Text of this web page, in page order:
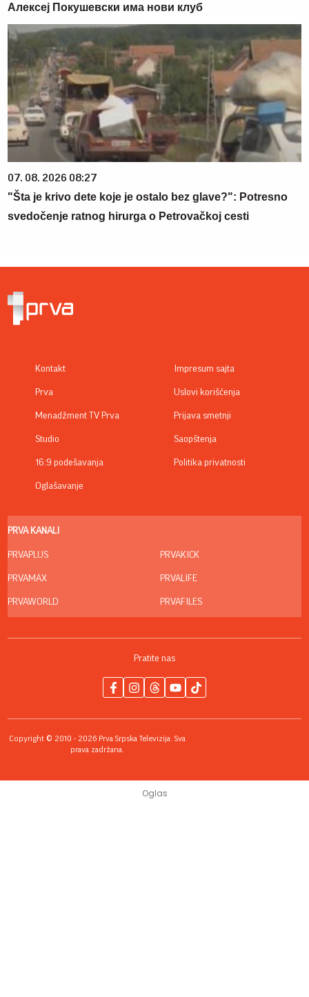
Алексеј Покушевски има нови клуб
07. 08. 2026 08:27
"Šta je krivo dete koje je ostalo bez glave?": Potresno
svedočenje ratnog hirurga o Petrovačkoj cesti
Kontakt
Prva
Menadžment TV Prva
Studio
16:9 podešavanja
Oglašavanje
Impresum sajta
Uslovi korišćenja
Prijava smetnji
Saopštenja
Politika privatnosti
PRVA KANALI
PRVAPLUS
PRVAMAX
PRVAWORLD
PRVAKICK
PRVALIFE
PRVAFILES
Pratite nas
Copyright © 2010 - 2026 Prva Srpska Televizija. Sva
prava zadržana.